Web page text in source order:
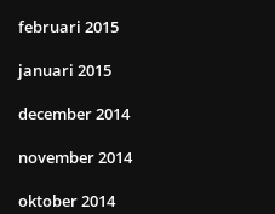
februari 2015
januari 2015
december 2014
november 2014
oktober 2014